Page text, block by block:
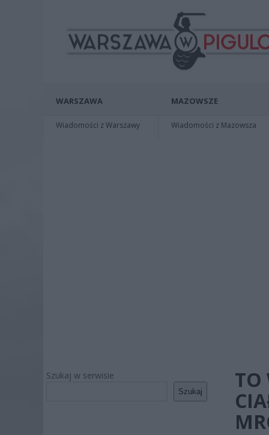
WARSZAWA
Wiadomości z Warszawy
MAZOWSZE
Wiadomości z Mazowsza
Szukaj w serwisie
Szukaj
TO